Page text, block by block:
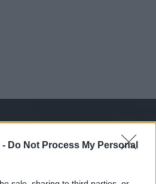
- Do Not Process My Personal
abonnement og vere innlogga.
i ditt abonnement.